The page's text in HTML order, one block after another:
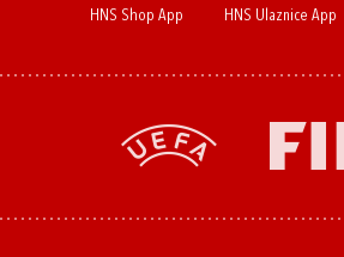
HNS Shop App HNS Ulaznice App